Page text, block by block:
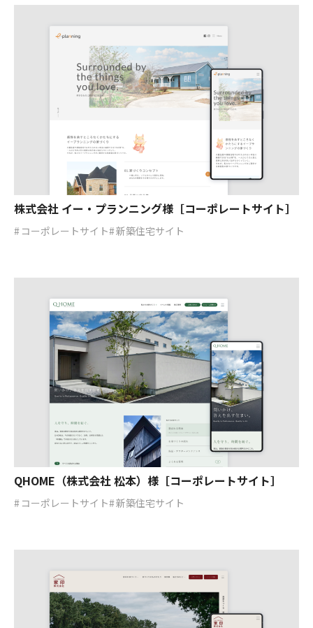
株式会社 イー・プランニング様［コーポレートサイト］
コーポレートサイト 新築住宅サイト
QHOME（株式会社 松本）様［コーポレートサイト］
コーポレートサイト 新築住宅サイト